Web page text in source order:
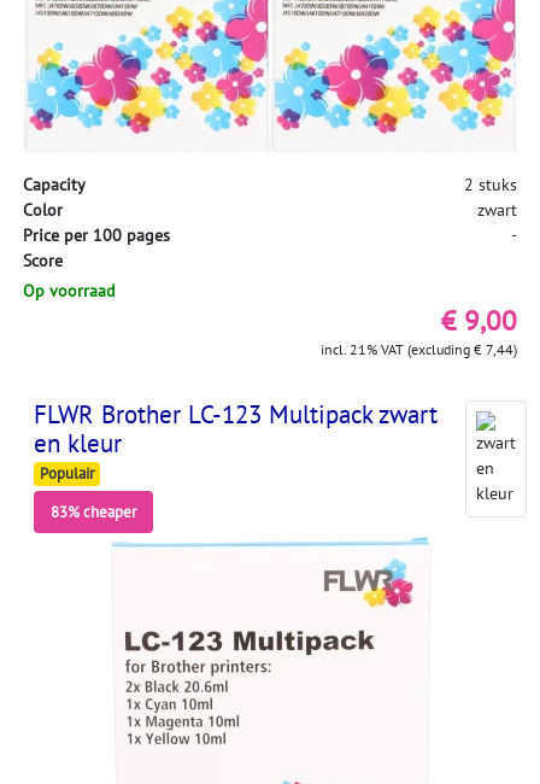
Capacity
2 stuks
Color
zwart
Price per 100 pages
-
Score
Op voorraad
€ 9,00
incl. 21% VAT (excluding € 7,44)
FLWR Brother LC-123 Multipack zwart
en kleur
Populair
83% cheaper